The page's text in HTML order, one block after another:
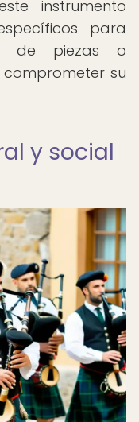
instrumento
para
de piezas o
comprometer su
y social